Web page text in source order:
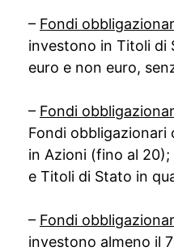
– Fondi
investono in Titoli di
euro e non euro,
– Fondi
Fondi obbligazionari
in Azioni (fino al
e Titoli di Stato in
– Fondi
investono almeno il